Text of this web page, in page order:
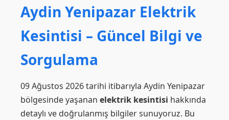
Aydin Yenipazar Elektrik
Kesintisi – Güncel Bilgi ve
Sorgulama
09 Ağustos 2026 tarihi itibarıyla Aydin Yenipazar
bölgesinde yaşanan elektrik kesintisi hakkında
detaylı ve doğrulanmış bilgiler sunuyoruz. Bu